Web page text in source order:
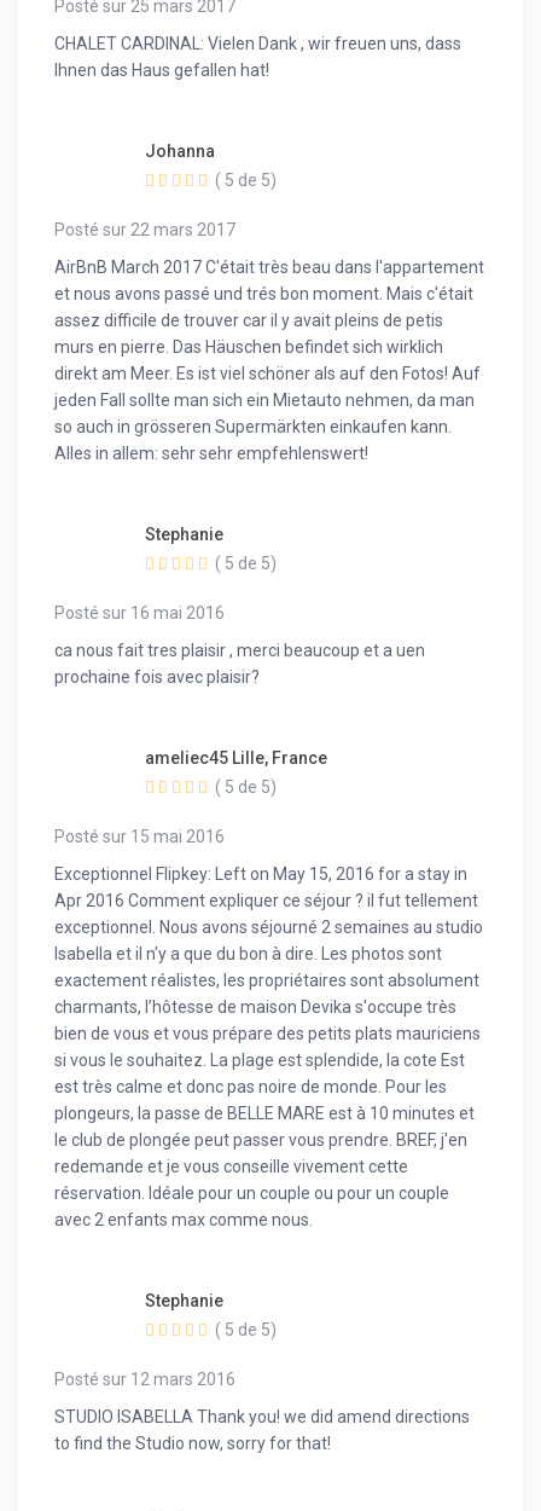
Posté sur 25 mars 2017
CHALET CARDINAL: Vielen Dank , wir freuen uns, dass
Ihnen das Haus gefallen hat!
Johanna
Posté sur 22 mars 2017
( 5 de 5)
AirBnB March 2017 C'était très beau dans l'appartement
et nous avons passé und trés bon moment. Mais c'était
assez difficile de trouver car il y avait pleins de petis
murs en pierre. Das Häuschen befindet sich wirklich
direkt am Meer. Es ist viel schöner als auf den Fotos! Auf
jeden Fall sollte man sich ein Mietauto nehmen, da man
so auch in grösseren Supermärkten einkaufen kann.
Alles in allem: sehr sehr empfehlenswert!
Stephanie
Posté sur 16 mai 2016
( 5 de 5)
ca nous fait tres plaisir , merci beaucoup et a uen
prochaine fois avec plaisir?
ameliec45 Lille, France
Posté sur 15 mai 2016
( 5 de 5)
Exceptionnel Flipkey: Left on May 15, 2016 for a stay in
Apr 2016 Comment expliquer ce séjour ? il fut tellement
exceptionnel. Nous avons séjourné 2 semaines au studio
Isabella et il n'y a que du bon à dire. Les photos sont
exactement réalistes, les propriétaires sont absolument
charmants, l’hôtesse de maison Devika s'occupe très
bien de vous et vous prépare des petits plats mauriciens
si vous le souhaitez. La plage est splendide, la cote Est
est très calme et donc pas noire de monde. Pour les
plongeurs, la passe de BELLE MARE est à 10 minutes et
le club de plongée peut passer vous prendre. BREF, j'en
redemande et je vous conseille vivement cette
réservation. Idéale pour un couple ou pour un couple
avec 2 enfants max comme nous.
Stephanie
Posté sur 12 mars 2016
( 5 de 5)
STUDIO ISABELLA Thank you! we did amend directions
to find the Studio now, sorry for that!